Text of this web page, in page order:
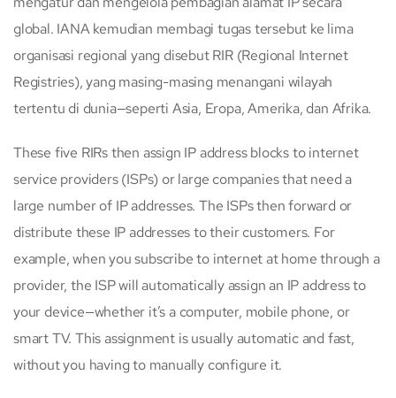
global. IANA kemudian membagi tugas tersebut ke lima
organisasi regional yang disebut RIR (Regional Internet
Registries), yang masing-masing menangani wilayah
tertentu di dunia—seperti Asia, Eropa, Amerika, dan Afrika.
These five RIRs then assign IP address blocks to internet
service providers (ISPs) or large companies that need a
large number of IP addresses. The ISPs then forward or
distribute these IP addresses to their customers. For
example, when you subscribe to internet at home through a
provider, the ISP will automatically assign an IP address to
your device—whether it’s a computer, mobile phone, or
smart TV. This assignment is usually automatic and fast,
without you having to manually configure it.